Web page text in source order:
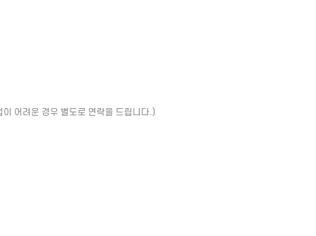
어려운 경우 별도로 연락을 드립니다.)